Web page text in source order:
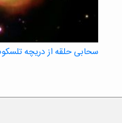
سحابی حلقه از دریچه